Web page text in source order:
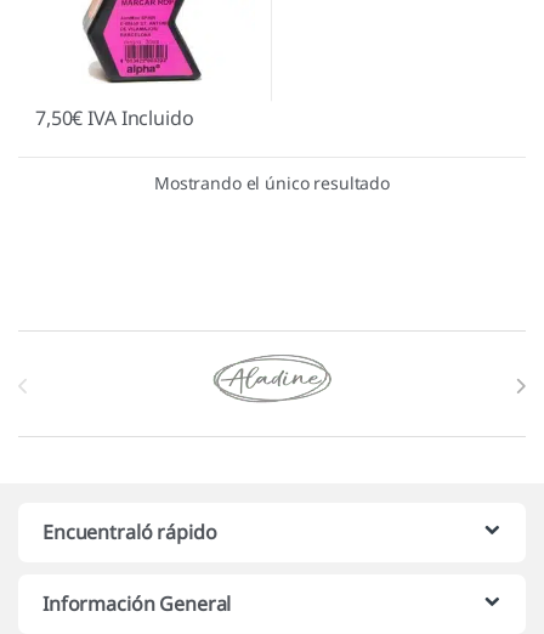
7,50€IVA Incluido
Mostrando el único resultado
Marcas De Carrusel
Encuentraló rápido
Información General